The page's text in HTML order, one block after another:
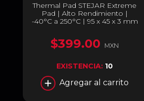
Thermal Pad STEJAR Extreme
Pad | Alto Rendimiento |
-40°C a 250°C | 95 x 45 x 3 mm
$399.00 MXN
EXISTENCIA: 10
Agregar al carrito